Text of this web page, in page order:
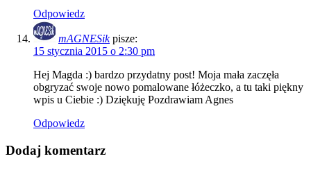
Odpowiedz
mAGNESik pisze:
15 stycznia 2015 o 2:30 pm
Hej Magda :) bardzo przydatny post! Moja mała zaczęła
obgryzać swoje nowo pomalowane łóżeczko, a tu taki piękny
wpis u Ciebie :) Dziękuję Pozdrawiam Agnes
Odpowiedz
Dodaj komentarz